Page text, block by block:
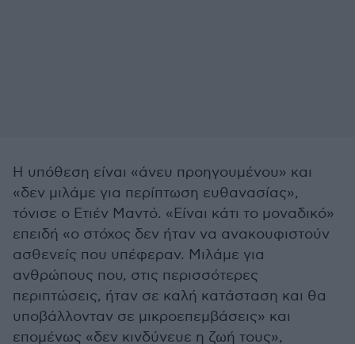
Η υπόθεση είναι «άνευ προηγουμένου» και
«δεν μιλάμε για περίπτωση ευθανασίας»,
τόνισε ο Ετιέν Μαντό. «Είναι κάτι το μοναδικό»
επειδή «ο στόχος δεν ήταν να ανακουφιστούν
ασθενείς που υπέφεραν. Μιλάμε για
ανθρώπους που, στις περισσότερες
περιπτώσεις, ήταν σε καλή κατάσταση και θα
υποβάλλονταν σε μικροεπεμβάσεις» και
επομένως «δεν κινδύνευε η ζωή τους»,